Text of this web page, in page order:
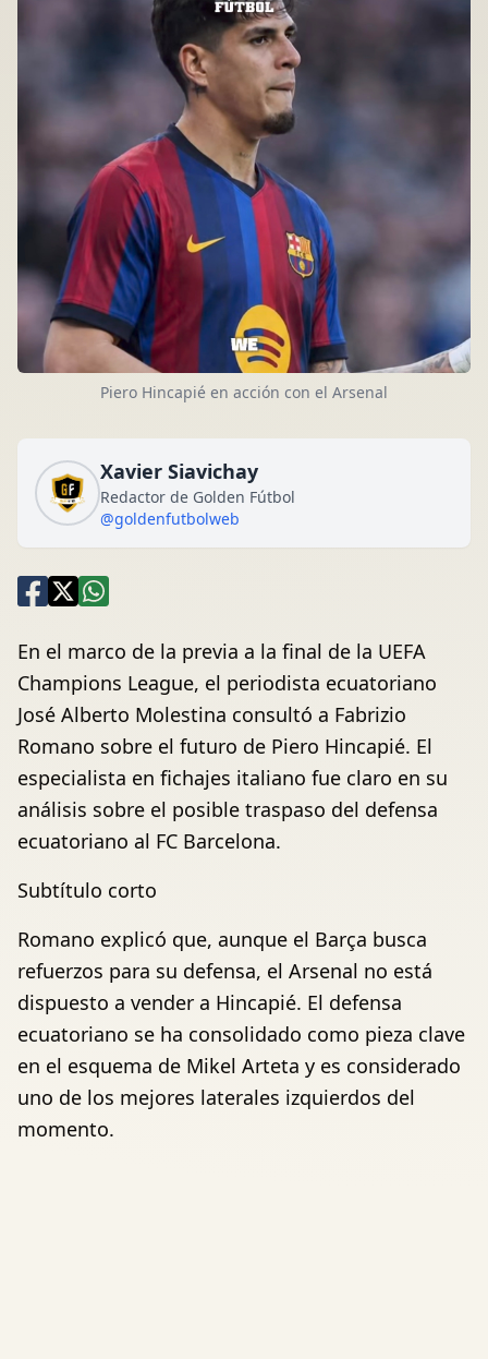
Piero Hincapié en acción con el Arsenal
Xavier Siavichay
Redactor de Golden Fútbol
@goldenfutbolweb
En el marco de la previa a la final de la UEFA
Champions League, el periodista ecuatoriano
José Alberto Molestina consultó a Fabrizio
Romano sobre el futuro de Piero Hincapié. El
especialista en fichajes italiano fue claro en su
análisis sobre el posible traspaso del defensa
ecuatoriano al FC Barcelona.
Subtítulo corto
Romano explicó que, aunque el Barça busca
refuerzos para su defensa, el Arsenal no está
dispuesto a vender a Hincapié. El defensa
ecuatoriano se ha consolidado como pieza clave
en el esquema de Mikel Arteta y es considerado
uno de los mejores laterales izquierdos del
momento.